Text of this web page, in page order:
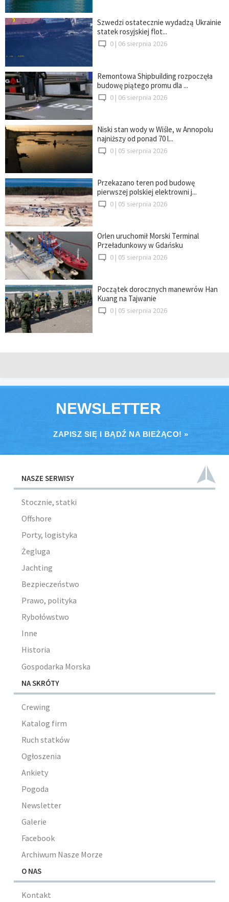
Szwedzi ostatecznie wydadzą Ukrainie
statek rosyjskiej flot...
0 | 06 sierpnia 2026
Remontowa Shipbuilding rozpoczęła
budowę piątego promu dla ...
0 | 06 sierpnia 2026
Niski stan wody w Wiśle, w Annopolu
najniższy od ponad 70 l...
0 | 05 sierpnia 2026
Przekazano teren pod budowę
pierwszej polskiej elektrowni j...
0 | 05 sierpnia 2026
Orlen uruchomił Morski Terminal
Przeładunkowy w Gdańsku
0 | 05 sierpnia 2026
Początek dorocznych manewrów Han
Kuang na Tajwanie
0 | 05 sierpnia 2026
NEWSLETTER
ZAPISZ SIĘ I BĄDŹ NA BIEŻĄCO! »
NASZE SERWISY
Stocznie, statki
Offshore
Porty, logistyka
Żegluga
Jachting
Bezpieczeństwo
Prawo, polityka
Rybołówstwo
Inne
Historia
Gospodarka Morska
NA SKRÓTY
Crewing
Katalog firm
Ruch statków
Ogłoszenia
Ankiety
Pogoda
Newsletter
Galerie
Facebook
Archiwum Nasze Morze
O NAS
Kontakt